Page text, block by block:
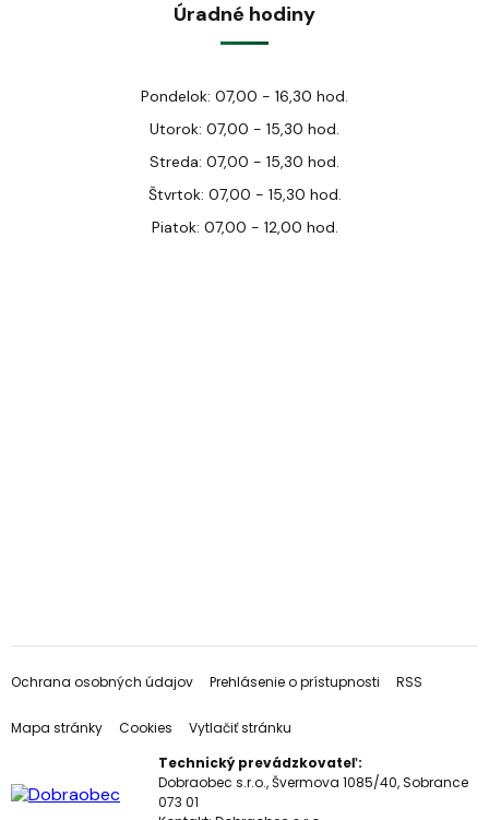
Úradné hodiny
Pondelok: 07,00 - 16,30 hod.
Utorok: 07,00 - 15,30 hod.
Streda: 07,00 - 15,30 hod.
Štvrtok: 07,00 - 15,30 hod.
Piatok: 07,00 - 12,00 hod.
Ochrana osobných údajov Prehlásenie o prístupnosti RSS
Mapa stránky Cookies
Vytlačiť stránku
Technický prevádzkovateľ:
Dobraobec s.r.o., Švermova 1085/40, Sobrance
073 01